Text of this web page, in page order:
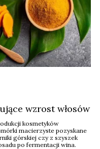
wzrost włosów
kosmetyków
macierzyste pozyskane
górskiej czy z szyszek
po fermentacji wina.